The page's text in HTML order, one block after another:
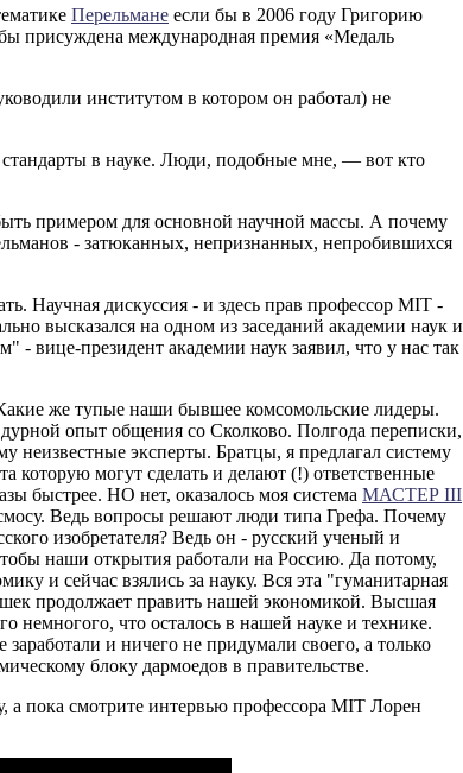
Перельмане если бы в 2006 году Григорию
присуждена международная премия «Медаль
институтом в котором он работал) не
в науке. Люди, подобные мне, — вот кто
примером для основной научной массы. А почему
- затюканных, непризнанных, непробившихся
Научная дискуссия - и здесь прав профессор MIT -
высказался на одном из заседаний академии наук и
- вице-президент академии наук заявил, что у нас так
же тупые наши бывшее комсомольские лидеры.
опыт общения со Сколково. Полгода переписки,
неизвестные эксперты. Братцы, я предлагал систему
которую могут сделать и делают (!) ответственные
быстрее. НО нет, оказалось моя система МАСТЕР III
Ведь вопросы решают люди типа Грефа. Почему
изобретателя? Ведь он - русский ученый и
наши открытия работали на Россию. Да потому,
и сейчас взялись за науку. Вся эта "гуманитарная
продолжает править нашей экономикой. Высшая
немногого, что осталось в нашей науке и технике.
и ничего не придумали своего, а только
блоку дармоедов в правительстве.
а пока смотрите интервью профессора MIT Лорен